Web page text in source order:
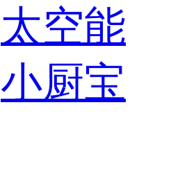
太空能
小厨宝